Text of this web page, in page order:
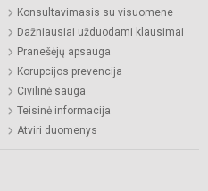
Konsultavimasis su visuomene
Dažniausiai užduodami klausimai
Pranešėjų apsauga
Korupcijos prevencija
Civilinė sauga
Teisinė informacija
Atviri duomenys